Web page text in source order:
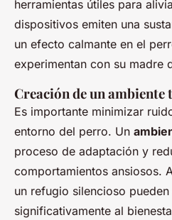
herramientas útiles para
dispositivos emiten una
un efecto calmante en el
experimentan con su madre
Creación de un
Es importante minimizar
entorno del perro. Un
proceso de adaptación y
comportamientos ansiosos.
un refugio silencioso
significativamente al